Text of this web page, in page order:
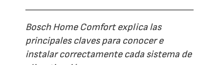
Bosch Home Comfort explica las
principales claves para conocer e
instalar correctamente cada sistema de